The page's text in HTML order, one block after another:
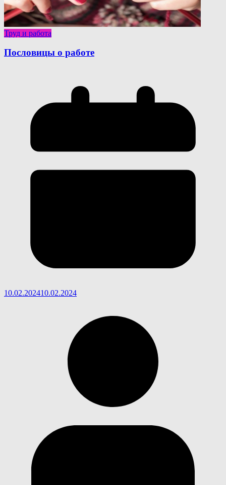
Труд и работа
Пословицы о работе
10.02.202410.02.2024